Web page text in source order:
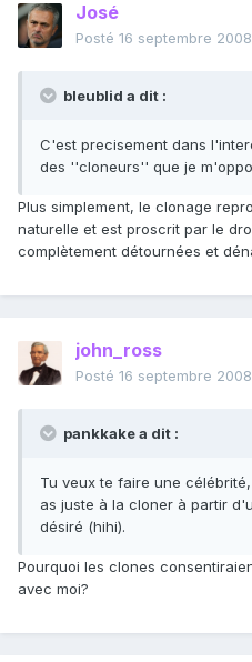
José
Posté 16 septembre 2008
bleublid a dit :
C'est precisement dans
des ''cloneurs'' que je
Plus simplement, le clonage
naturelle et est proscrit par le
complètement détournées et
john_ross
Posté 16 septembre 2008
pankkake a dit :
Tu veux te faire une
as juste à la cloner à partir
désiré (hihi).
Pourquoi les clones
avec moi?